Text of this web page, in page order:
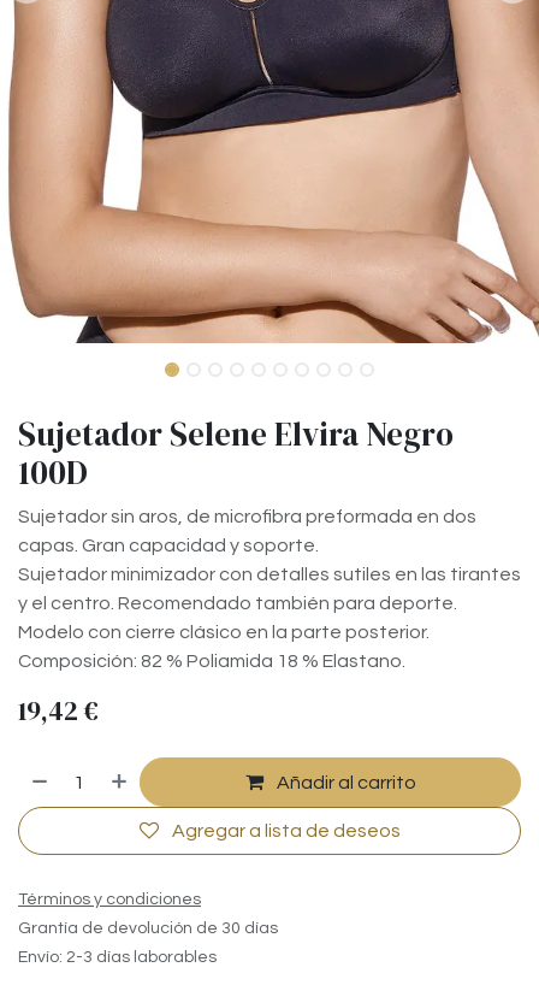
Sujetador Selene Elvira Negro
100D
Sujetador sin aros, de microfibra preformada en dos
capas. Gran capacidad y soporte.
Sujetador minimizador con detalles sutiles en las tirantes
y el centro. Recomendado también para deporte.
Modelo con cierre clásico en la parte posterior.
Composición: 82 % Poliamida 18 % Elastano.
19,42 €
Añadir al carrito
Agregar a lista de deseos
Términos y condiciones
Grantía de devolución de 30 días
Envío: 2-3 días laborables